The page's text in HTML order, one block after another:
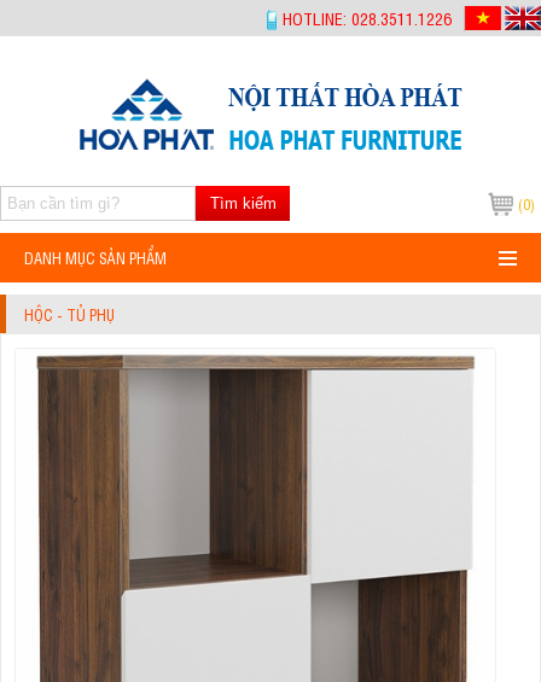
HOTLINE: 028.3511.1226
(0)
Tìm kiếm
DANH MỤC SẢN PHẨM
HỘC - TỦ PHỤ